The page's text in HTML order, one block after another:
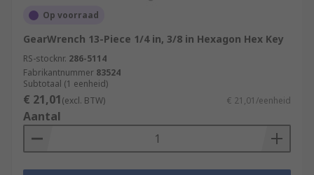
Op voorraad
GearWrench 13-Piece 1/4 in, 3/8 in Hexagon Hex Key
RS-stocknr. 286-5114
Fabrikantnummer 83524
Subtotaal (1 eenheid)
€ 21,01(excl. BTW) € 21,01/eenheid
Aantal